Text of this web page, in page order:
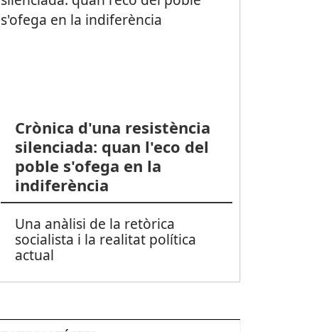
Crònica d'una resistència
silenciada: quan l'eco del
poble s'ofega en la
indiferència
Una anàlisi de la retòrica
socialista i la realitat política
actual